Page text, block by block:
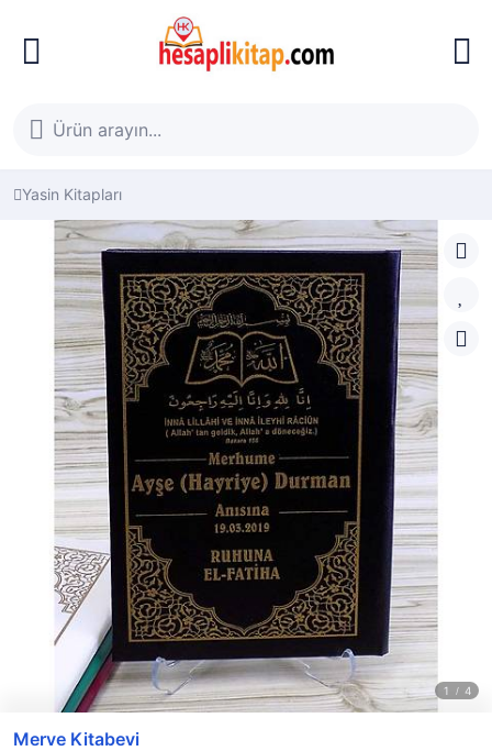
Yasin Kitapları
Merve Kitabevi